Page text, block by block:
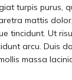
turpis purus,
mattis
tincidunt. Ut
arcu. Duis
massa